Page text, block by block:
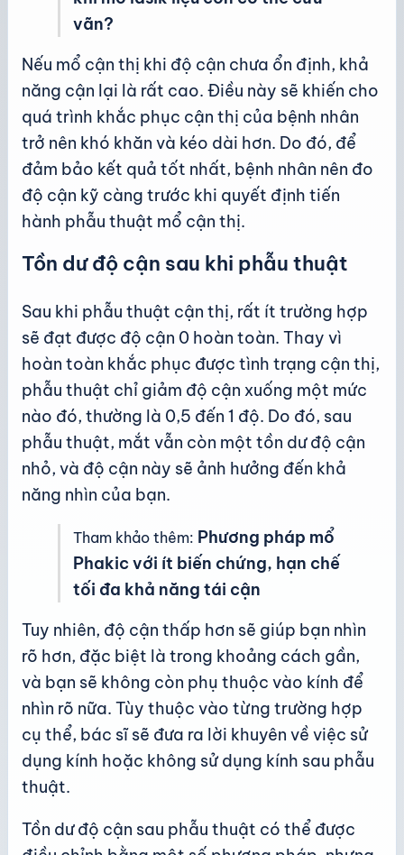
vãn?
Nếu mổ cận thị khi độ cận chưa ổn định, khả
năng cận lại là rất cao. Điều này sẽ khiến cho
quá trình khắc phục cận thị của bệnh nhân
trở nên khó khăn và kéo dài hơn. Do đó, để
đảm bảo kết quả tốt nhất, bệnh nhân nên đo
độ cận kỹ càng trước khi quyết định tiến
hành phẫu thuật mổ cận thị.
Tồn dư độ cận sau khi phẫu thuật
Sau khi phẫu thuật cận thị, rất ít trường hợp
sẽ đạt được độ cận 0 hoàn toàn. Thay vì
hoàn toàn khắc phục được tình trạng cận thị,
phẫu thuật chỉ giảm độ cận xuống một mức
nào đó, thường là 0,5 đến 1 độ. Do đó, sau
phẫu thuật, mắt vẫn còn một tồn dư độ cận
nhỏ, và độ cận này sẽ ảnh hưởng đến khả
năng nhìn của bạn.
Tham khảo thêm: Phương pháp mổ
Phakic với ít biến chứng, hạn chế
tối đa khả năng tái cận
Tuy nhiên, độ cận thấp hơn sẽ giúp bạn nhìn
rõ hơn, đặc biệt là trong khoảng cách gần,
và bạn sẽ không còn phụ thuộc vào kính để
nhìn rõ nữa. Tùy thuộc vào từng trường hợp
cụ thể, bác sĩ sẽ đưa ra lời khuyên về việc sử
dụng kính hoặc không sử dụng kính sau phẫu
thuật.
Tồn dư độ cận sau phẫu thuật có thể được